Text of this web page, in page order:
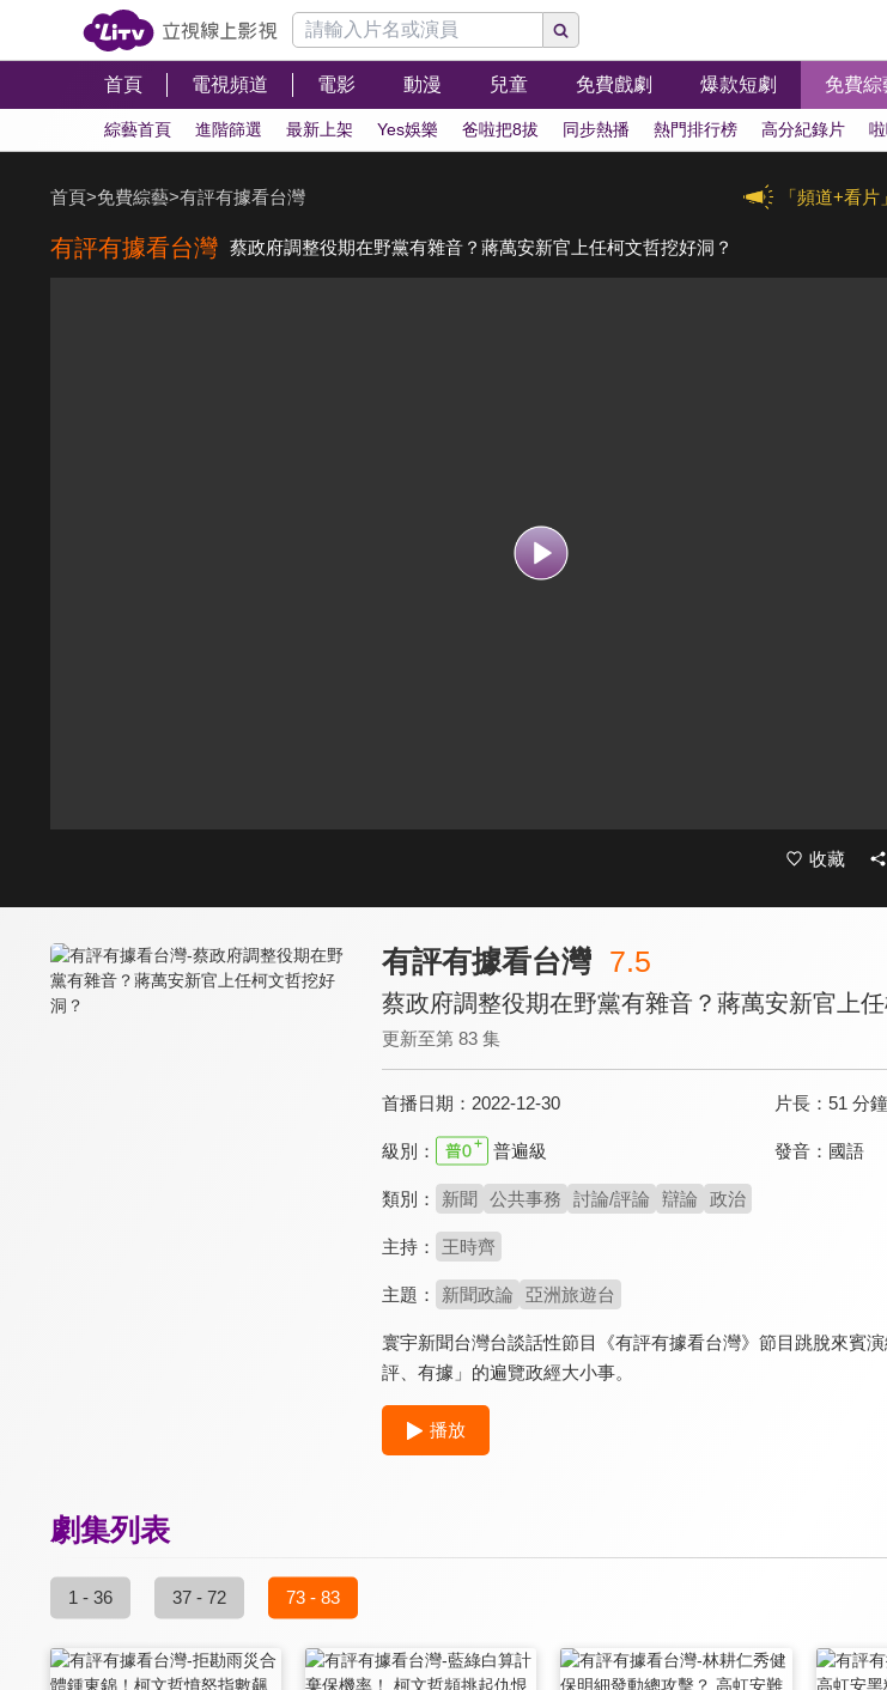
首頁 電視頻道 電影 動漫 兒童 免費戲劇 爆款短劇 免費綜
綜藝首頁 進階篩選 最新上架 Yes娛樂 爸啦把8拔 同步熱播 熱門排行榜 高分紀錄片
「頻道+看
首頁>免費綜藝>有評有據看台灣
有評有據看台灣 蔡政府調整役期在野黨有雜音？蔣萬安新官上任柯文哲挖好洞？
收藏
有評有據看台灣 7.5
蔡政府調整役期在野黨有雜音？蔣萬安新官上
更新至第 83 集
首播日期： 2022-12-30 片長： 51 分鐘
級別： 普遍級 發音： 國語
類別： 新聞 公共事務 討論/評論 辯論 政治
主持： 王時齊
主題： 新聞政論 亞洲旅遊台
寰宇新聞台灣台談話性節目《有評有據看台灣》節目跳脫來賓
評、有據」的遍覽政經大小事。
播放
劇集列表
1 - 36 37 - 72 73 - 83